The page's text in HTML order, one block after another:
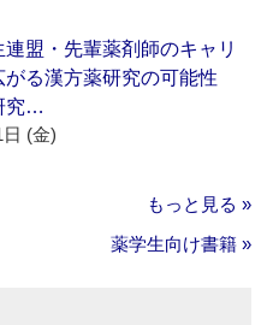
連盟・先輩薬剤師のキャリ
がる漢方薬研究の可能性
究…
(金)
もっと見る »
薬学生向け書籍 »